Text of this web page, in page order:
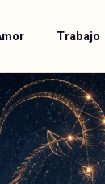
Trabajo